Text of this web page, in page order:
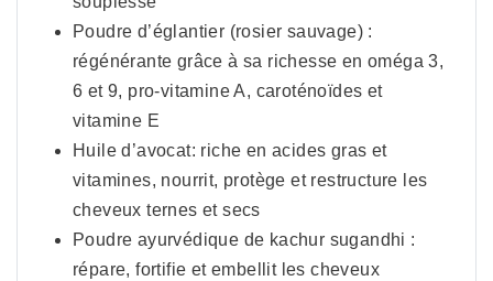
Poudre d’églantier (rosier sauvage) :
régénérante grâce à sa richesse en oméga 3,
6 et 9, pro-vitamine A, caroténoïdes et
vitamine E
Huile d’avocat: riche en acides gras et
vitamines, nourrit, protège et restructure les
cheveux ternes et secs
Poudre ayurvédique de kachur sugandhi :
répare, fortifie et embellit les cheveux